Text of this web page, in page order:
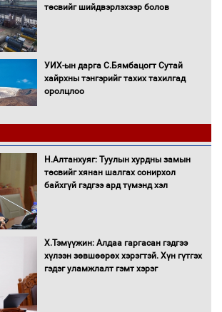
төсвийг шийдвэрлэхээр болов
УИХ-ын дарга С.Бямбацогт Сутай
хайрхны тэнгэрийг тахих тахилгад
оролцлоо
С.Амарсайхан: Иргэдийг хохироосон
ААН-ийн нуугтмал хөрөнгийг
битүүмжлэнэ
Н.Номтойбаяр: Аймгуудад тулгамдаж
буй асуудлуудыг Засгийн газрын
хуралдаанд танилцуулж,
Н.Алтанхуяг: Туулын хурдны замын
төсвийг хянан шалгах сонирхол
байхгүй гэдгээ ард түмэнд хэл
Х.Тэмүүжин: Алдаа гаргасан гэдгээ
хүлээн зөвшөөрөх хэрэгтэй. Хүн гүтгэх
гэдэг уламжлалт гэмт хэрэг